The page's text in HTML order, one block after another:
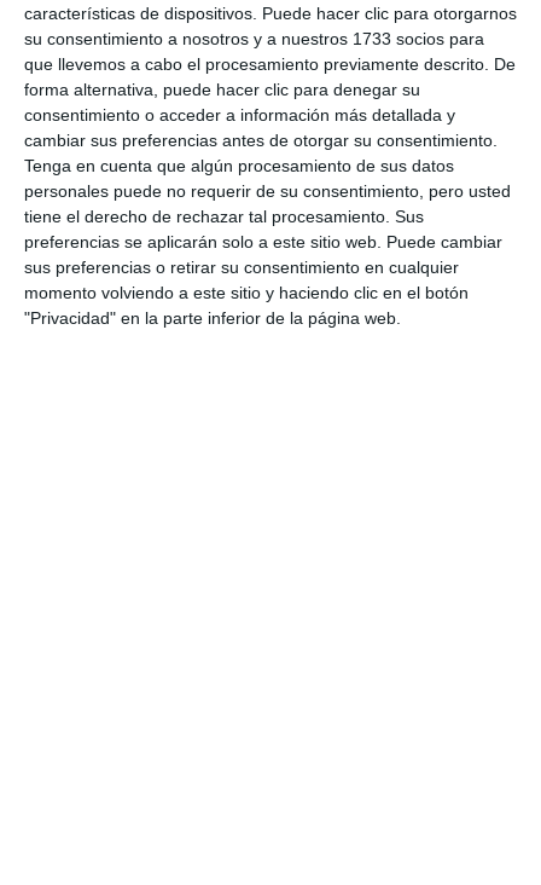
características de dispositivos. Puede hacer clic para otorgarnos
su consentimiento a nosotros y a nuestros 1733 socios para
que llevemos a cabo el procesamiento previamente descrito. De
forma alternativa, puede hacer clic para denegar su
consentimiento o acceder a información más detallada y
cambiar sus preferencias antes de otorgar su consentimiento.
Tenga en cuenta que algún procesamiento de sus datos
personales puede no requerir de su consentimiento, pero usted
tiene el derecho de rechazar tal procesamiento. Sus
preferencias se aplicarán solo a este sitio web. Puede cambiar
sus preferencias o retirar su consentimiento en cualquier
momento volviendo a este sitio y haciendo clic en el botón
"Privacidad" en la parte inferior de la página web.